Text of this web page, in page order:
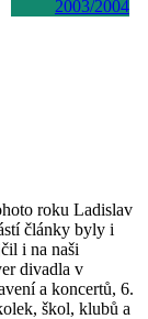
2003/2004
roku Ladislav
články byly i
i na naši
divadla v
a koncertů, 6.
škol, klubů a